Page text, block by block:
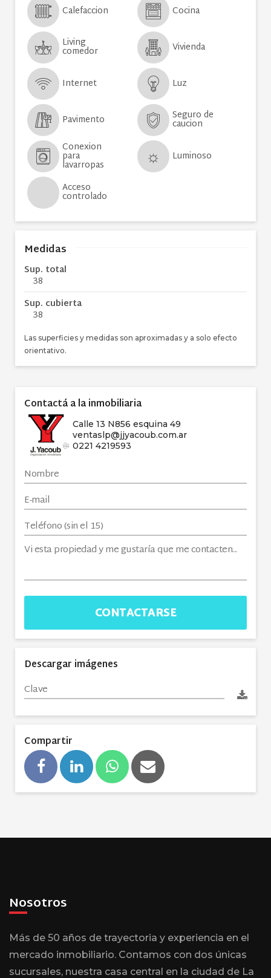
Calefaccion Cocina
Living
comedor Vivienda
Internet Luz
Pavimento Seguro de
caucion
Conexion
para
lavarropas
Luminoso
Acceso
controlado
Medidas
Sup. total
38
Sup. cubierta
38
Las superficies y medidas son aproximadas y a solo efecto
orientativo.
Contactá a la inmobiliaria
Calle 13 N856 esquina 49
ventaslp@jjyacoub.com.ar
0221 4219593
CONTACTARSE
Descargar imágenes
Compartir
Nosotros
Más de 50 años de trayectoria y experiencia en el
mercado inmobiliario. Contamos con dos únicas
sucursales, nuestra casa central en la ciudad de La